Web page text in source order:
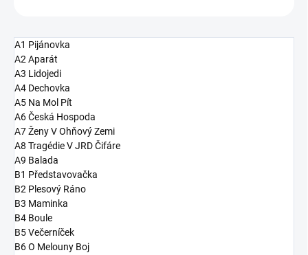
A1 Pijánovka
A2 Aparát
A3 Lidojedi
A4 Dechovka
A5 Na Mol Pít
A6 Česká Hospoda
A7 Ženy V Ohňový Zemi
A8 Tragédie V JRD Čifáre
A9 Balada
B1 Představovačka
B2 Plesový Ráno
B3 Maminka
B4 Boule
B5 Večerníček
B6 O Melouny Boj